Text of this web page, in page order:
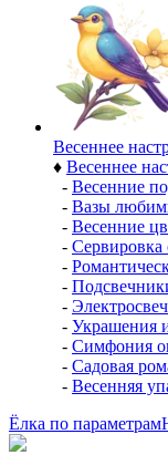
Весеннее
♦ Весеннее
- Весенние
- Вазы
- Весенние
- Сервировка
-
-
-
- Украшения
- Симфония
- Садовая
- Весенняя
Ёлка по параметрам